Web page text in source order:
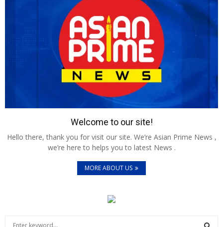
Welcome to our site!
Hello there, thank you for visit our site. We’re Asian Prime News ,
we’re here to helps you to latest News .
MORE ABOUT US